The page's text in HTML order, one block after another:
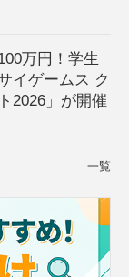
万円！学生
イゲームス ク
2026」が開催
一覧